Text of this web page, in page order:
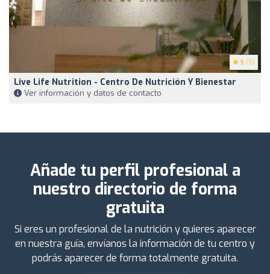
5 (5)
Live Life Nutrition - Centro De Nutrición Y Bienestar
Ver información y datos de contacto
Añade tu perfil profesional a
nuestro directorio de forma
gratuita
Si eres un profesional de la nutrición y quieres aparecer
en nuestra guía, envíanos la información de tu centro y
podrás aparecer de forma totalmente gratuita.